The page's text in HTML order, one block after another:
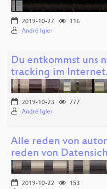
2019-10-27
116
André Igler
Du entkommst uns
tracking im Internet.
2019-10-23
777
André Igler
Alle reden von
reden von
2019-10-22
153